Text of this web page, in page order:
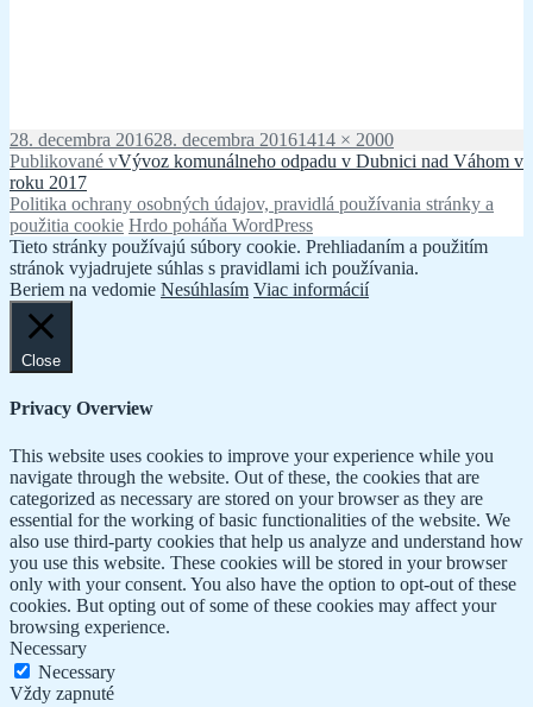
Publikované
28. decembra 201628. decembra 2016Plná
veľkosť
1414 × 2000
Navigácia
v
článku
Publikované vVývoz komunálneho odpadu v Dubnici nad Váhom v
roku 2017
Politika ochrany osobných údajov, pravidlá používania stránky a
použitia cookie Hrdo poháňa WordPress
Tieto stránky používajú súbory cookie. Prehliadaním a použitím
stránok vyjadrujete súhlas s pravidlami ich používania.
Beriem na vedomie Nesúhlasím Viac informácií
Close
Privacy Overview
This website uses cookies to improve your experience while you
navigate through the website. Out of these, the cookies that are
categorized as necessary are stored on your browser as they are
essential for the working of basic functionalities of the website. We
also use third-party cookies that help us analyze and understand how
you use this website. These cookies will be stored in your browser
only with your consent. You also have the option to opt-out of these
cookies. But opting out of some of these cookies may affect your
browsing experience.
Necessary
Necessary
Vždy zapnuté